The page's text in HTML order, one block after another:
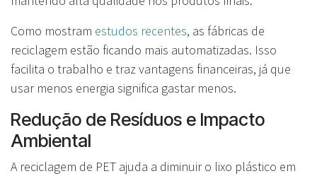
Como mostram estudos recentes, as fábricas de
reciclagem estão ficando mais automatizadas. Isso
facilita o trabalho e traz vantagens financeiras, já que
usar menos energia significa gastar menos.
Redução de Resíduos e Impacto
Ambiental
A reciclagem de PET ajuda a diminuir o lixo plástico em